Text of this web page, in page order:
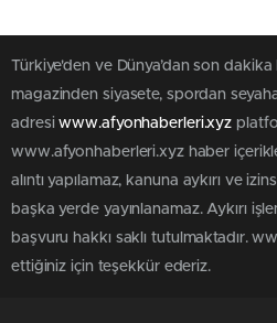
Türkiye'den ve Dünya’dan son dakika
magazinden siyasete, spordan
adresiwww.afyonhaberleri.xyz
www.afyonhaberleri.xyz haber
alıntı yapılamaz, kanuna aykırı ve
başka yerde yayınlanamaz. Aykırı
başvuru hakkı saklı tutulmaktadır.
ettiğiniz için teşekkür ederiz.